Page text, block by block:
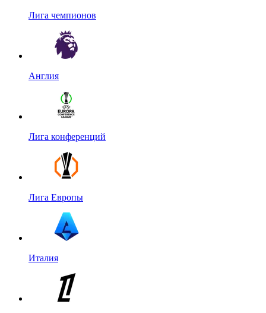
Лига чемпионов
Англия
Лига конференций
Лига Европы
Италия